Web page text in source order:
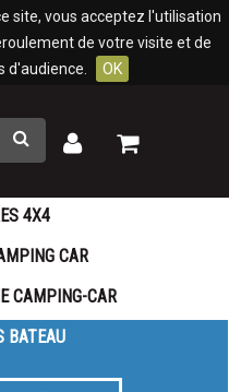
site, vous acceptez l'utilisation
de votre visite et de
d'audience.
OK
Rechercher
Mon
Mon
4X4
CAR
CAMPING-CAR
BATEAU